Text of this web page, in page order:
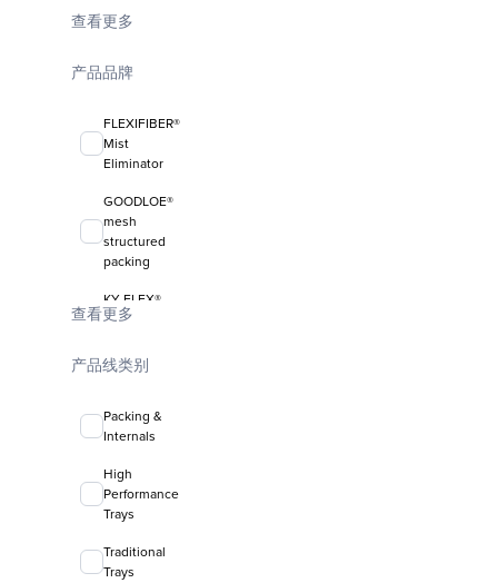
查看更多
产品品牌
FLEXIFIBER®
Mist
Eliminator
GOODLOE®
mesh
structured
packing
KY-FLEX®
liquid-liquid
media
random
packing
查看更多
产品线类别
Packing &
Internals
High
Performance
Trays
Traditional
Trays